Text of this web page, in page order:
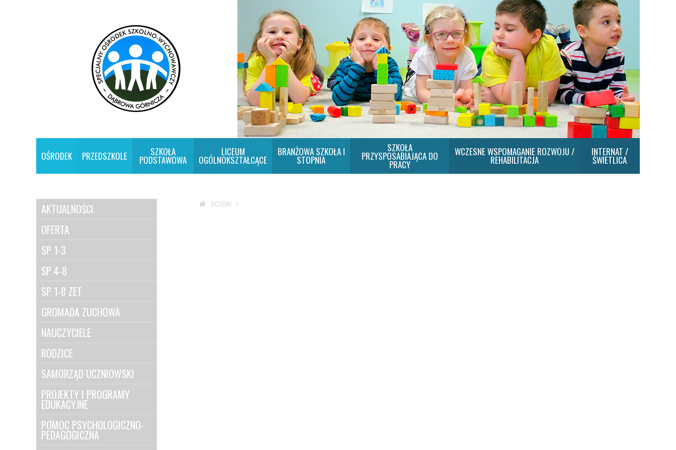
OŚRODEK PRZEDSZKOLE SZKOŁA
PODSTAWOWA
LICEUM
OGÓLNOKSZTAŁCĄCE
BRANŻOWA SZKOŁA I
STOPNIA
SZKOŁA
PRZYSPOSABIAJĄCA DO
PRACY
WCZESNE WSPOMAGANIE ROZWOJU /
REHABILITACJA
INTERNAT /
ŚWIETLICA
AKTUALNOŚCI
OFERTA
SP 1-3
SP 4-8
SP 1-8 ZET
GROMADA ZUCHOWA
NAUCZYCIELE
RODZICE
SAMORZĄD UCZNIOWSKI
PROJEKTY I PROGRAMY
EDUKACYJNE
POMOC PSYCHOLOGICZNO-
PEDAGOGICZNA
SOSW